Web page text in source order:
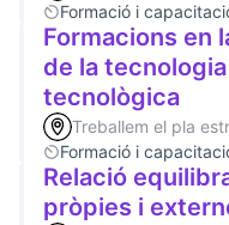
Formació i
Formacions en
de la
tecnològica
Treballem el pla
Formació i
Relació
pròpies i